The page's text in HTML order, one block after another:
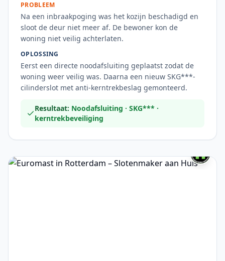
PROBLEEM
Na een inbraakpoging was het kozijn beschadigd en
sloot de deur niet meer af. De bewoner kon de
woning niet veilig achterlaten.
OPLOSSING
Eerst een directe noodafsluiting geplaatst zodat de
woning weer veilig was. Daarna een nieuw SKG***-
cilinderslot met anti-kerntrekbeslag gemonteerd.
Resultaat: Noodafsluiting · SKG*** ·
kerntrekbeveiliging